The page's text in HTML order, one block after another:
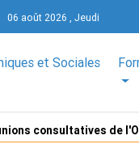
06 août 2026 , Jeudi
et Sociales
consultatives de